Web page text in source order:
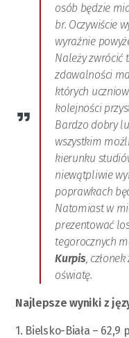
osób będzie
br. Oczywiście
wyraźnie
Należy zwrócić
zdawalności
których
kolejności
Bardzo dobry
wszystkim
kierunku
niewątpliwie
poprawkach
Natomiast w
prezentować
tegorocznych
Kurpis ,
oświatę.
Najlepsze wyniki z
1. Bielsko-Biała – 62,9